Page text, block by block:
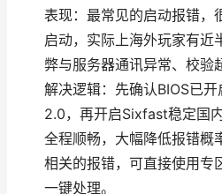
表现：最常见的启动报错，
启动，实际上海外玩家有近
弊与服务器通讯异常、校验
解决逻辑：先确认BIOS已
2.0，再开启Sixfast稳定国
全程顺畅，大幅降低报错概
相关的报错，可直接使用专
一键处理。